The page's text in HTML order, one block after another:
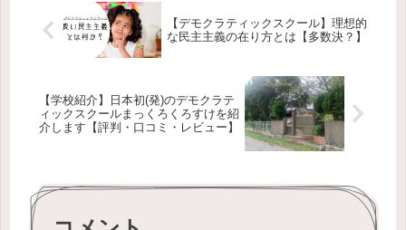
【デモクラティックスクール】理想的
な民主主義の在り方とは【多数決？】
【学校紹介】日本初(発)のデモクラテ
ィックスクールまっくろくろすけを紹
介します【評判・口コミ・レビュー】